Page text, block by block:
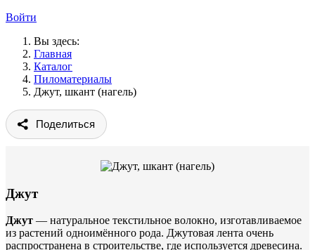
Войти
Вы здесь:
Главная
Каталог
Пиломатериалы
Джут, шкант (нагель)
Поделиться
Джут
Джут — натуральное текстильное волокно, изготавливаемое
из растений одноимённого рода. Джутовая лента очень
распространена в строительстве, где используется древесина.